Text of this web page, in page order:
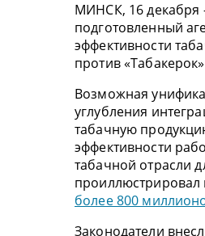
МИНСК, 16 декабря
подготовленный
эффективности
против
Возможная
углубления
табачную
эффективности
табачной отрасли
проиллюстрировал
более 800
Законодатели